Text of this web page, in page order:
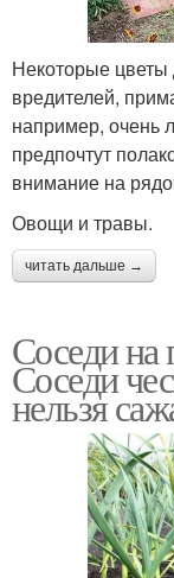
Некоторые цветы
вредителей,
например, очень
предпочтут
внимание на
Овощи и травы.
читать дальше →
Соседи на
Соседи
нельзя